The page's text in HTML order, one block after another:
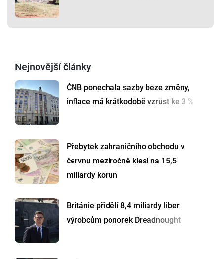
Nejnovější články
ČNB ponechala sazby beze změny,
inflace má krátkodobě vzrůst ke 3 %
Přebytek zahraničního obchodu v
červnu meziročně klesl na 15,5
miliardy korun
Británie přidělí 8,4 miliardy liber
výrobcům ponorek Dreadnought